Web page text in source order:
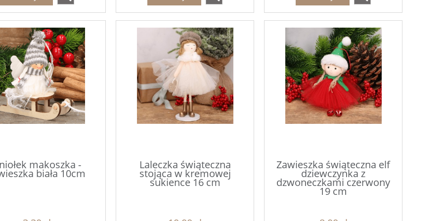
makoszka -
biała 10cm
Laleczka świąteczna
stojąca w kremowej
sukience 16 cm
Zawieszka świąteczna elf
dziewczynka z
dzwoneczkami czerwony
19 cm